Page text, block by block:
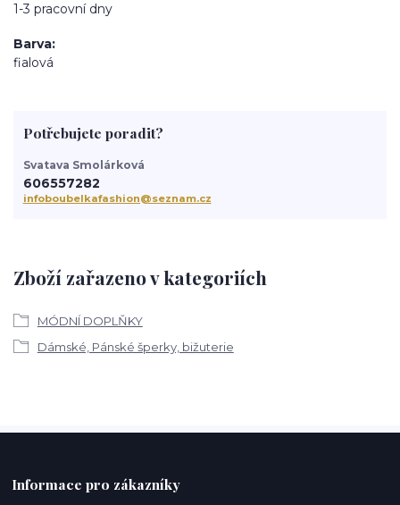
1-3 pracovní dny
Barva
fialová
Zboží zařazeno v kategoriích
MÓDNÍ DOPLŇKY
Dámské, Pánské šperky, bižuterie
Potřebujete poradit?
Svatava Smolárková
606557282
infoboubelkafashion@seznam.cz
Informace pro zákazníky